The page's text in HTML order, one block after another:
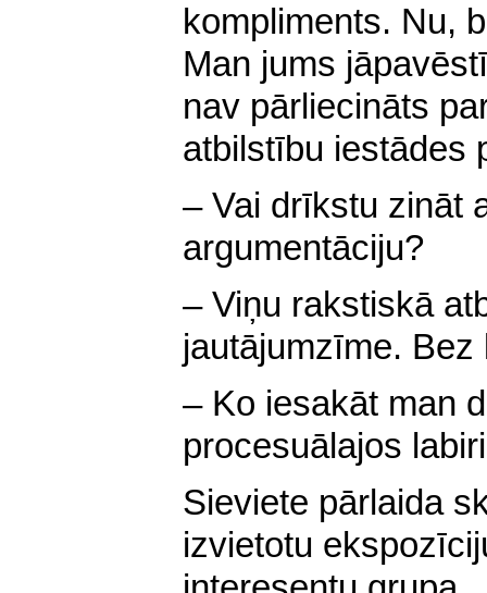
kompliments. Nu,
Man jums
nav pārliecināts
atbilstību iestādes
– Vai drīkstu zināt
argumentāciju?
– Viņu rakstiskā
jautājumzīme. Bez
– Ko iesakāt man
procesuālajos
Sieviete pārlaida
izvietotu